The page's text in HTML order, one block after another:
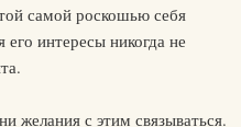
самой роскошью себя
его интересы никогда не
желания с этим связываться.